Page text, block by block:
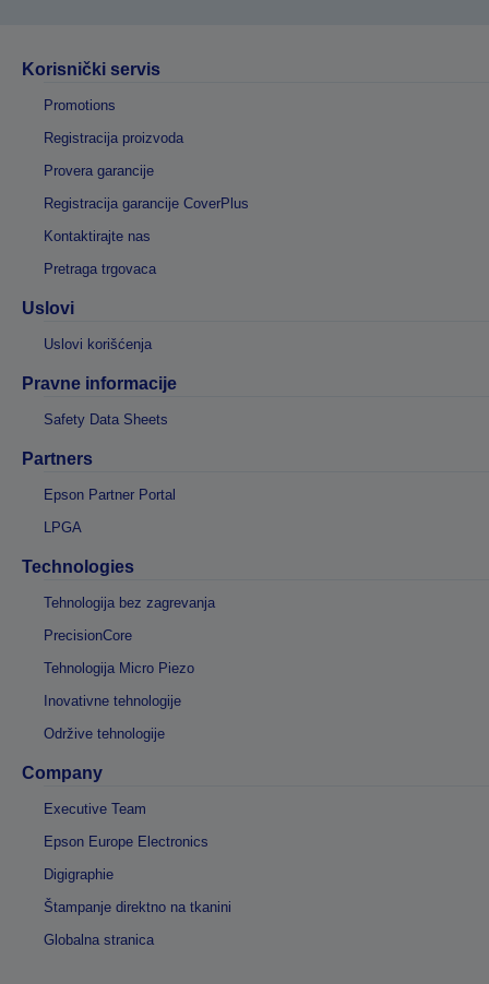
Korisnički servis
Promotions
Registracija proizvoda
Provera garancije
Registracija garancije CoverPlus
Kontaktirajte nas
Pretraga trgovaca
Uslovi
Uslovi korišćenja
Pravne informacije
Safety Data Sheets
Partners
Epson Partner Portal
LPGA
Technologies
Tehnologija bez zagrevanja
PrecisionCore
Tehnologija Micro Piezo
Inovativne tehnologije
Održive tehnologije
Company
Executive Team
Epson Europe Electronics
Digigraphie
Štampanje direktno na tkanini
Globalna stranica